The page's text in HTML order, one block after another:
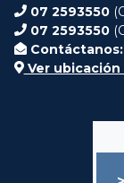
07 2593550
07 2593550
Contáctanos:
Ver ubicación